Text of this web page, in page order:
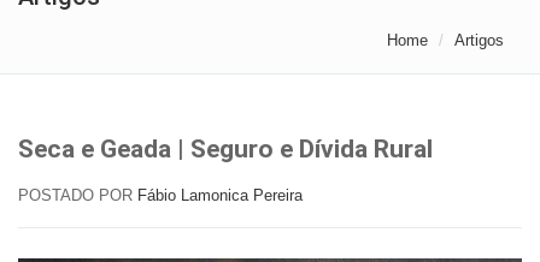
Home Artigos
Seca e Geada | Seguro e Dívida Rural
POSTADO POR Fábio Lamonica Pereira